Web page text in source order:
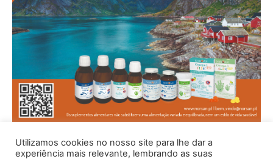
Utilizamos cookies no nosso site para lhe dar a
experiência mais relevante, lembrando as suas